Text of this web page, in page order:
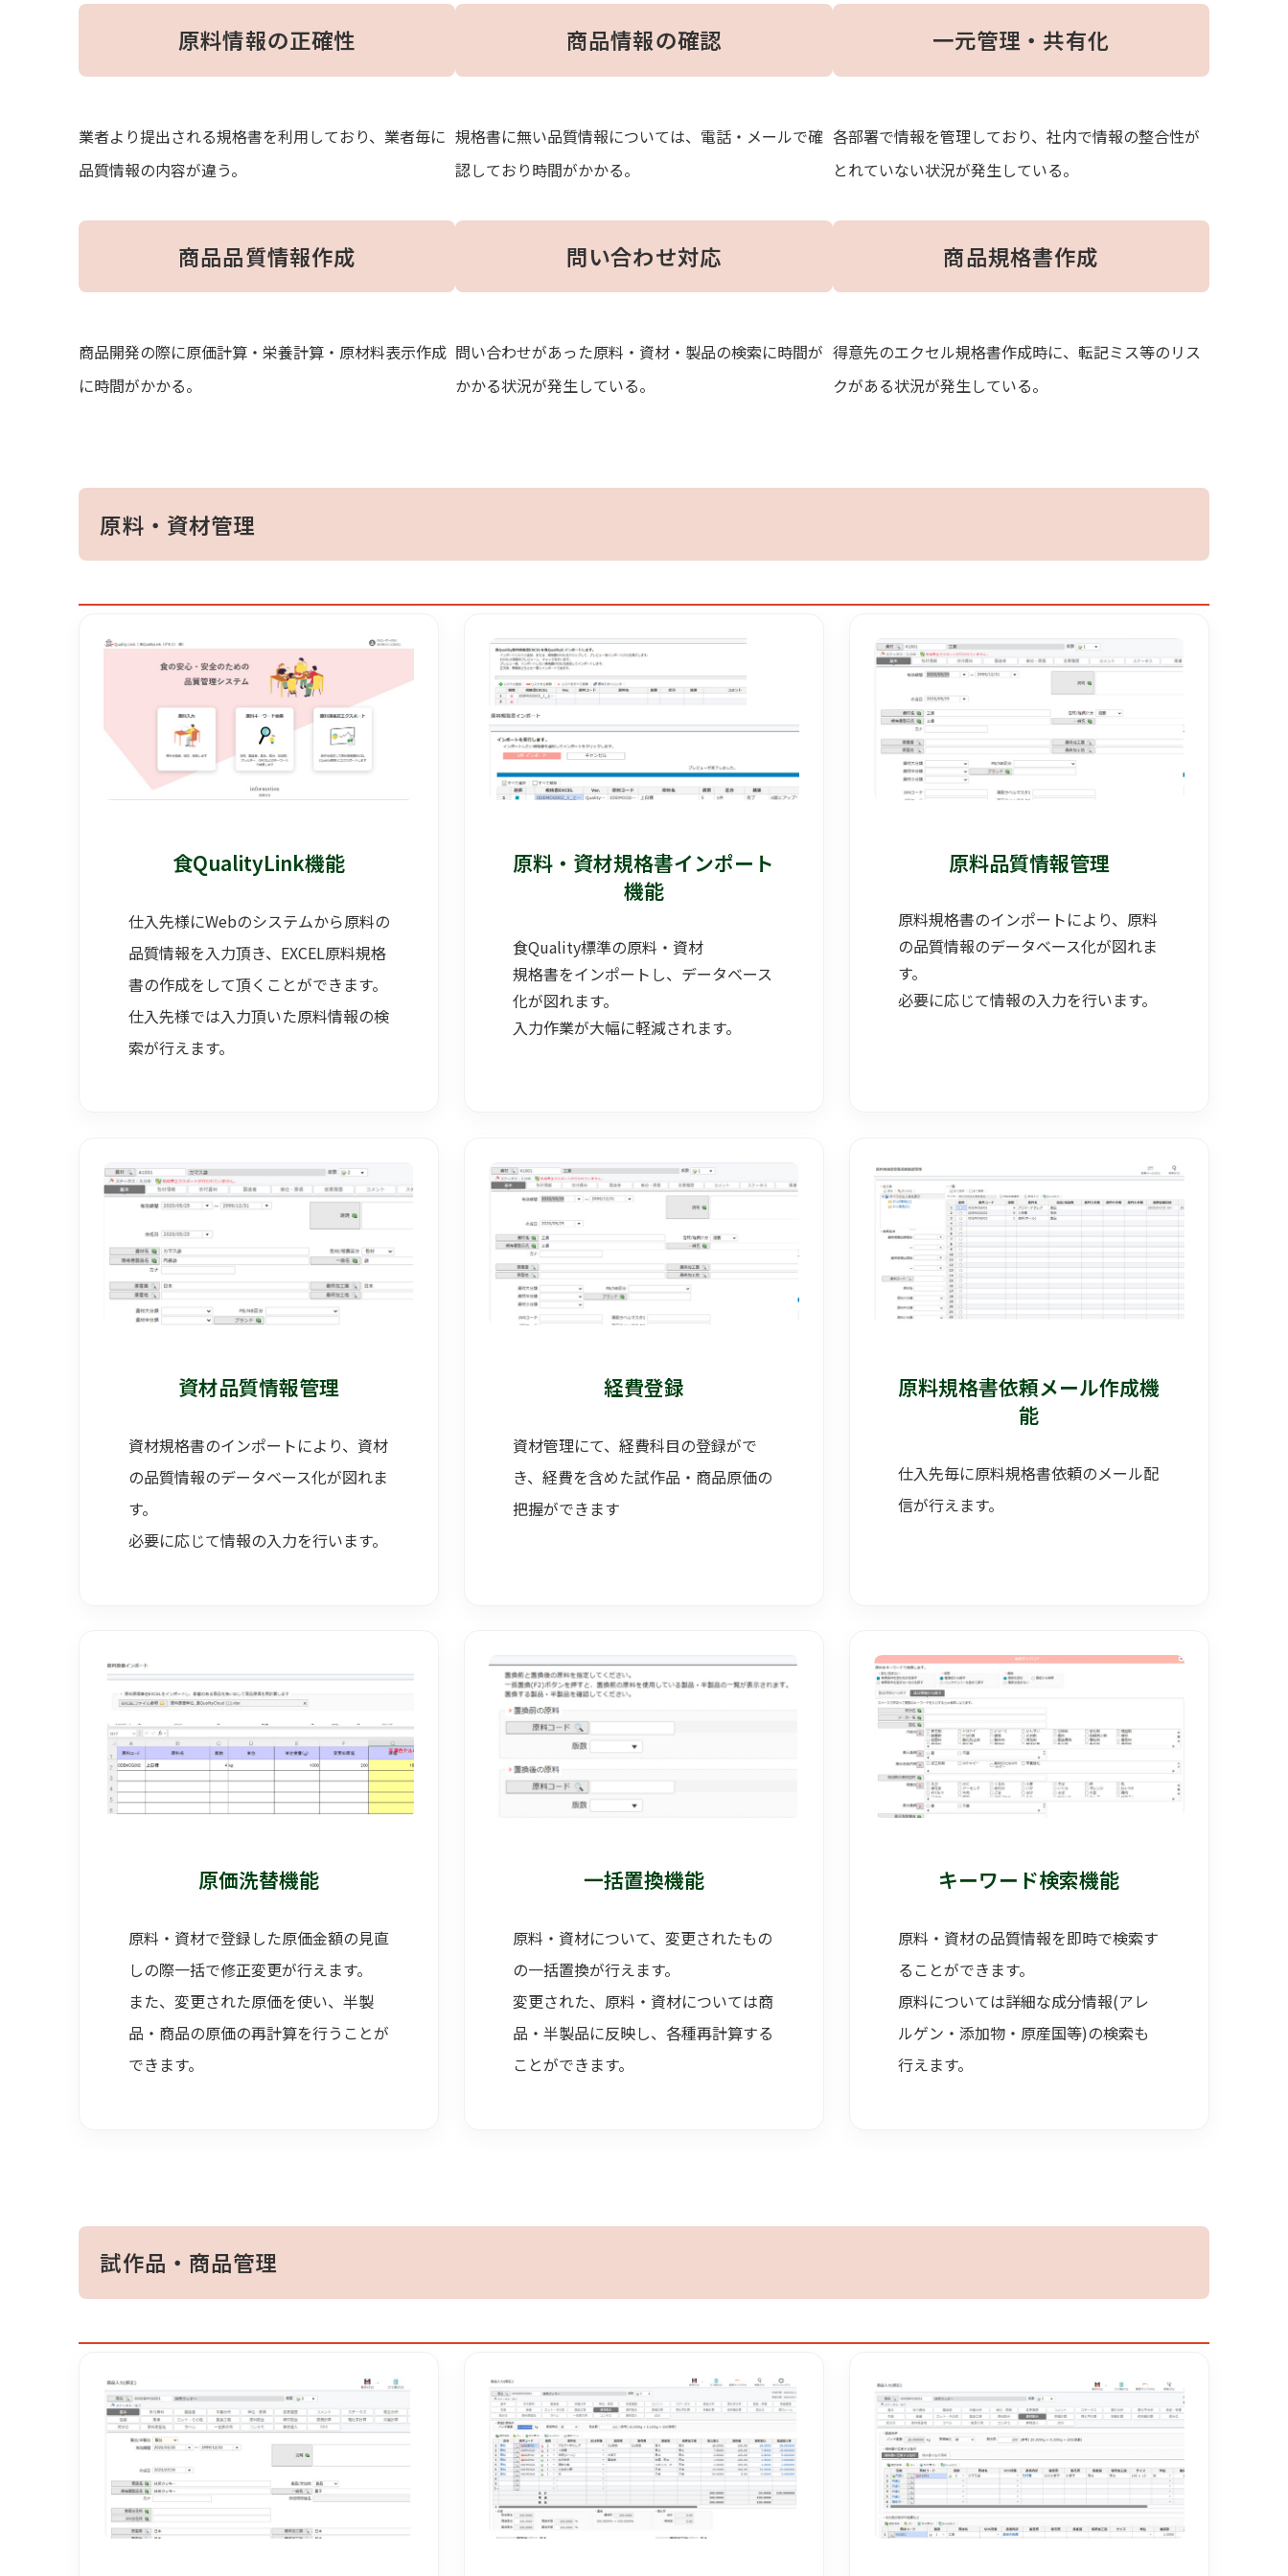
原料情報の正確性
業者より提出される規格書を利用しており、業者毎に
品質情報の内容が違う。
商品情報の確認
規格書に無い品質情報については、電話・メールで確
認しており時間がかかる。
一元管理・共有化
各部署で情報を管理しており、社内で情報の整合性が
とれていない状況が発生している。
商品品質情報作成
商品開発の際に原価計算・栄養計算・原材料表示作成
に時間がかかる。
問い合わせ対応
問い合わせがあった原料・資材・製品の検索に時間が
かかる状況が発生している。
商品規格書作成
得意先のエクセル規格書作成時に、転記ミス等のリス
クがある状況が発生している。
原料・資材管理
食QualityLink機能
仕入先様にWebのシステムから原料の
品質情報を入力頂き、EXCEL原料規格
書の作成をして頂くことができます。
仕入先様では入力頂いた原料情報の検
索が行えます。
原料・資材規格書インポート
機能
食Quality標準の原料・資材
規格書をインポートし、データベース
化が図れます。
入力作業が大幅に軽減されます。
原料品質情報管理
原料規格書のインポートにより、原料
の品質情報のデータベース化が図れま
す。
必要に応じて情報の入力を行います。
資材品質情報管理
資材規格書のインポートにより、資材
の品質情報のデータベース化が図れま
す。
必要に応じて情報の入力を行います。
経費登録
資材管理にて、経費科目の登録がで
き、経費を含めた試作品・商品原価の
把握ができます
原料規格書依頼メール作成機
能
仕入先毎に原料規格書依頼のメール配
信が行えます。
原価洗替機能
原料・資材で登録した原価金額の見直
しの際一括で修正変更が行えます。
また、変更された原価を使い、半製
品・商品の原価の再計算を行うことが
できます。
一括置換機能
原料・資材について、変更されたもの
の一括置換が行えます。
変更された、原料・資材については商
品・半製品に反映し、各種再計算する
ことができます。
キーワード検索機能
原料・資材の品質情報を即時で検索す
ることができます。
原料については詳細な成分情報(アレ
ルゲン・添加物・原産国等)の検索も
行えます。
試作品・商品管理